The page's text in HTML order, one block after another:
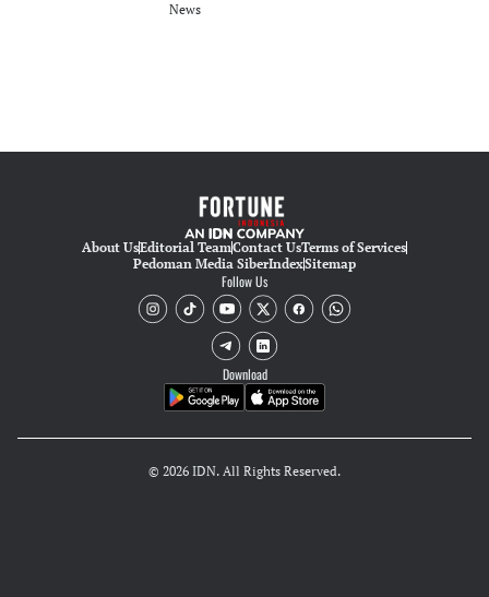
News
About UsEditorial TeamContact UsTerms of Services
Pedoman Media SiberIndexSitemap
Follow Us
Download
© 2026 IDN. All Rights Reserved.